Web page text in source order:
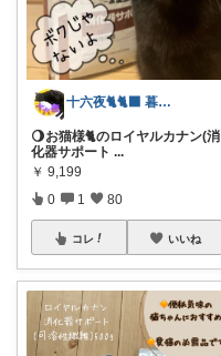
十六夜🐈🐈‍⬛ 暮らしのあれこれ
🌖お猫様🐈のロイヤルカナン(消
化器サポート ...
￥ 9,199
0 1 80
コレ いいね